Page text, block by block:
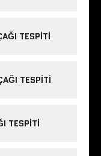
TESPITI
TESPITI
TESPITI